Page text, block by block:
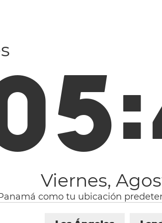
5:
Viernes,
como tu ubicación